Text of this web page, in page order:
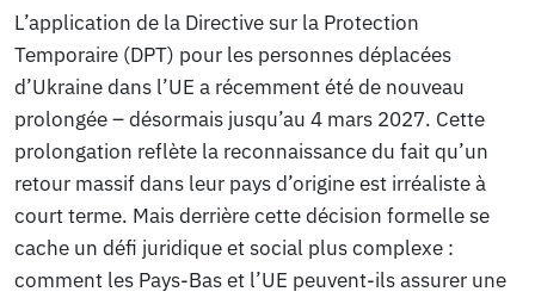
L’application de la Directive sur la Protection
Temporaire (DPT) pour les personnes déplacées
d’Ukraine dans l’UE a récemment été de nouveau
prolongée – désormais jusqu’au 4 mars 2027. Cette
prolongation reflète la reconnaissance du fait qu’un
retour massif dans leur pays d’origine est irréaliste à
court terme. Mais derrière cette décision formelle se
cache un défi juridique et social plus complexe :
comment les Pays-Bas et l’UE peuvent-ils assurer une